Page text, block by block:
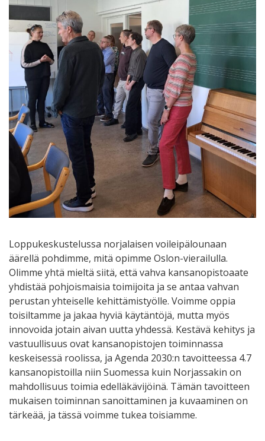
Loppukeskustelussa norjalaisen voileipälounaan
äärellä pohdimme, mitä opimme Oslon-vierailulla.
Olimme yhtä mieltä siitä, että vahva kansanopistoaate
yhdistää pohjoismaisia toimijoita ja se antaa vahvan
perustan yhteiselle kehittämistyölle. Voimme oppia
toisiltamme ja jakaa hyviä käytäntöjä, mutta myös
innovoida jotain aivan uutta yhdessä. Kestävä kehitys ja
vastuullisuus ovat kansanopistojen toiminnassa
keskeisessä roolissa, ja Agenda 2030:n tavoitteessa 4.7
kansanopistoilla niin Suomessa kuin Norjassakin on
mahdollisuus toimia edelläkävijöinä. Tämän tavoitteen
mukaisen toiminnan sanoittaminen ja kuvaaminen on
tärkeää, ja tässä voimme tukea toisiamme.